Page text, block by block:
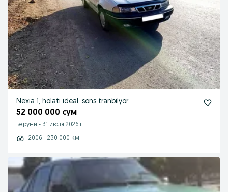
Nexia 1, holati ideal, sons tranbilyor
52 000 000 сум
Беруни - 31 июля 2026 г.
2006 - 230 000 км